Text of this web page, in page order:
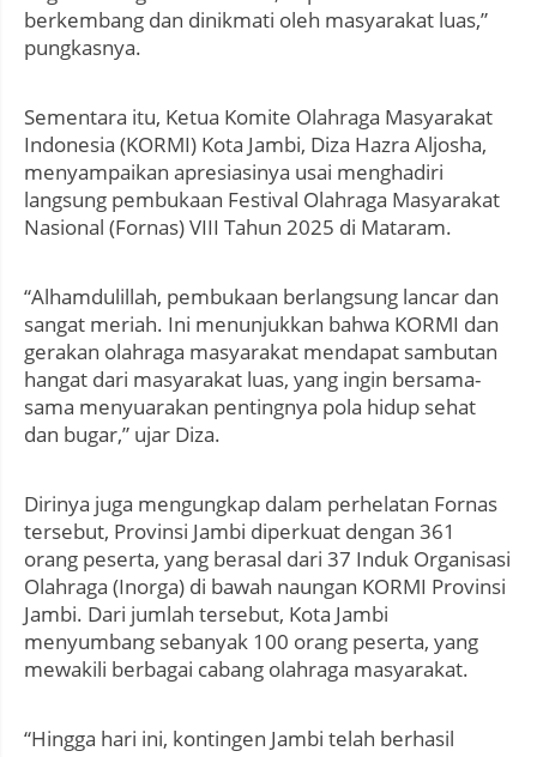
berkembang dan dinikmati oleh masyarakat luas,”
pungkasnya.
Sementara itu, Ketua Komite Olahraga Masyarakat
Indonesia (KORMI) Kota Jambi, Diza Hazra Aljosha,
menyampaikan apresiasinya usai menghadiri
langsung pembukaan Festival Olahraga Masyarakat
Nasional (Fornas) VIII Tahun 2025 di Mataram.
“Alhamdulillah, pembukaan berlangsung lancar dan
sangat meriah. Ini menunjukkan bahwa KORMI dan
gerakan olahraga masyarakat mendapat sambutan
hangat dari masyarakat luas, yang ingin bersama-
sama menyuarakan pentingnya pola hidup sehat
dan bugar,” ujar Diza.
Dirinya juga mengungkap dalam perhelatan Fornas
tersebut, Provinsi Jambi diperkuat dengan 361
orang peserta, yang berasal dari 37 Induk Organisasi
Olahraga (Inorga) di bawah naungan KORMI Provinsi
Jambi. Dari jumlah tersebut, Kota Jambi
menyumbang sebanyak 100 orang peserta, yang
mewakili berbagai cabang olahraga masyarakat.
“Hingga hari ini, kontingen Jambi telah berhasil